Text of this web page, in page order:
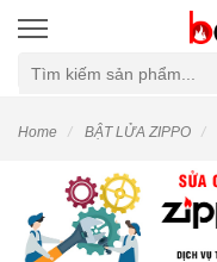
Home BẬT LỬA ZIPPO